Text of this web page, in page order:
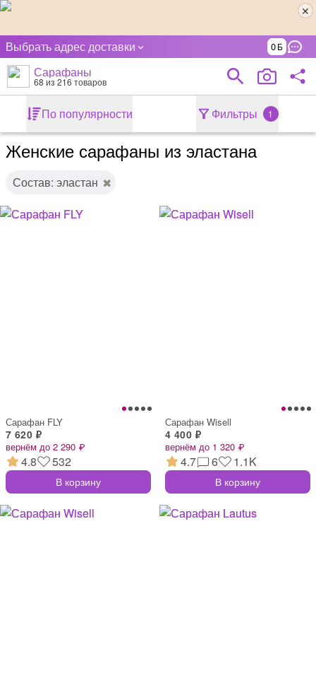
Выбрать адрес доставки 0
Сарафаны
68 из 216 товаров
По популярности Фильтры 1
Женские сарафаны из эластана
Состав: эластан
Сарафан FLY
7 620 ₽
вернём до 2 290 ₽
4.8 532
В корзину
Сарафан Wisell
4 400 ₽
вернём до 1 320 ₽
4.7 6 1.1K
В корзину